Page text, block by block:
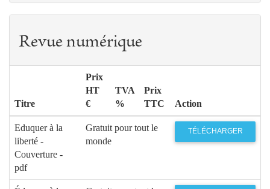
Revue numérique
Titre
Prix
HT
€
TVA
%
Prix
TTC
Action
Eduquer à la
liberté -
Couverture -
pdf
Gratuit pour tout le
monde
TÉLÉCHARGER